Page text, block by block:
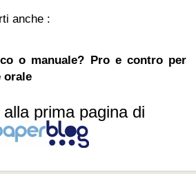
anche :
o manuale? Pro e contro per
orale
prima pagina di